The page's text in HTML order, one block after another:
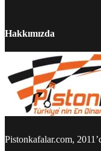
Hakkımızda
Pistonkafalar.com,